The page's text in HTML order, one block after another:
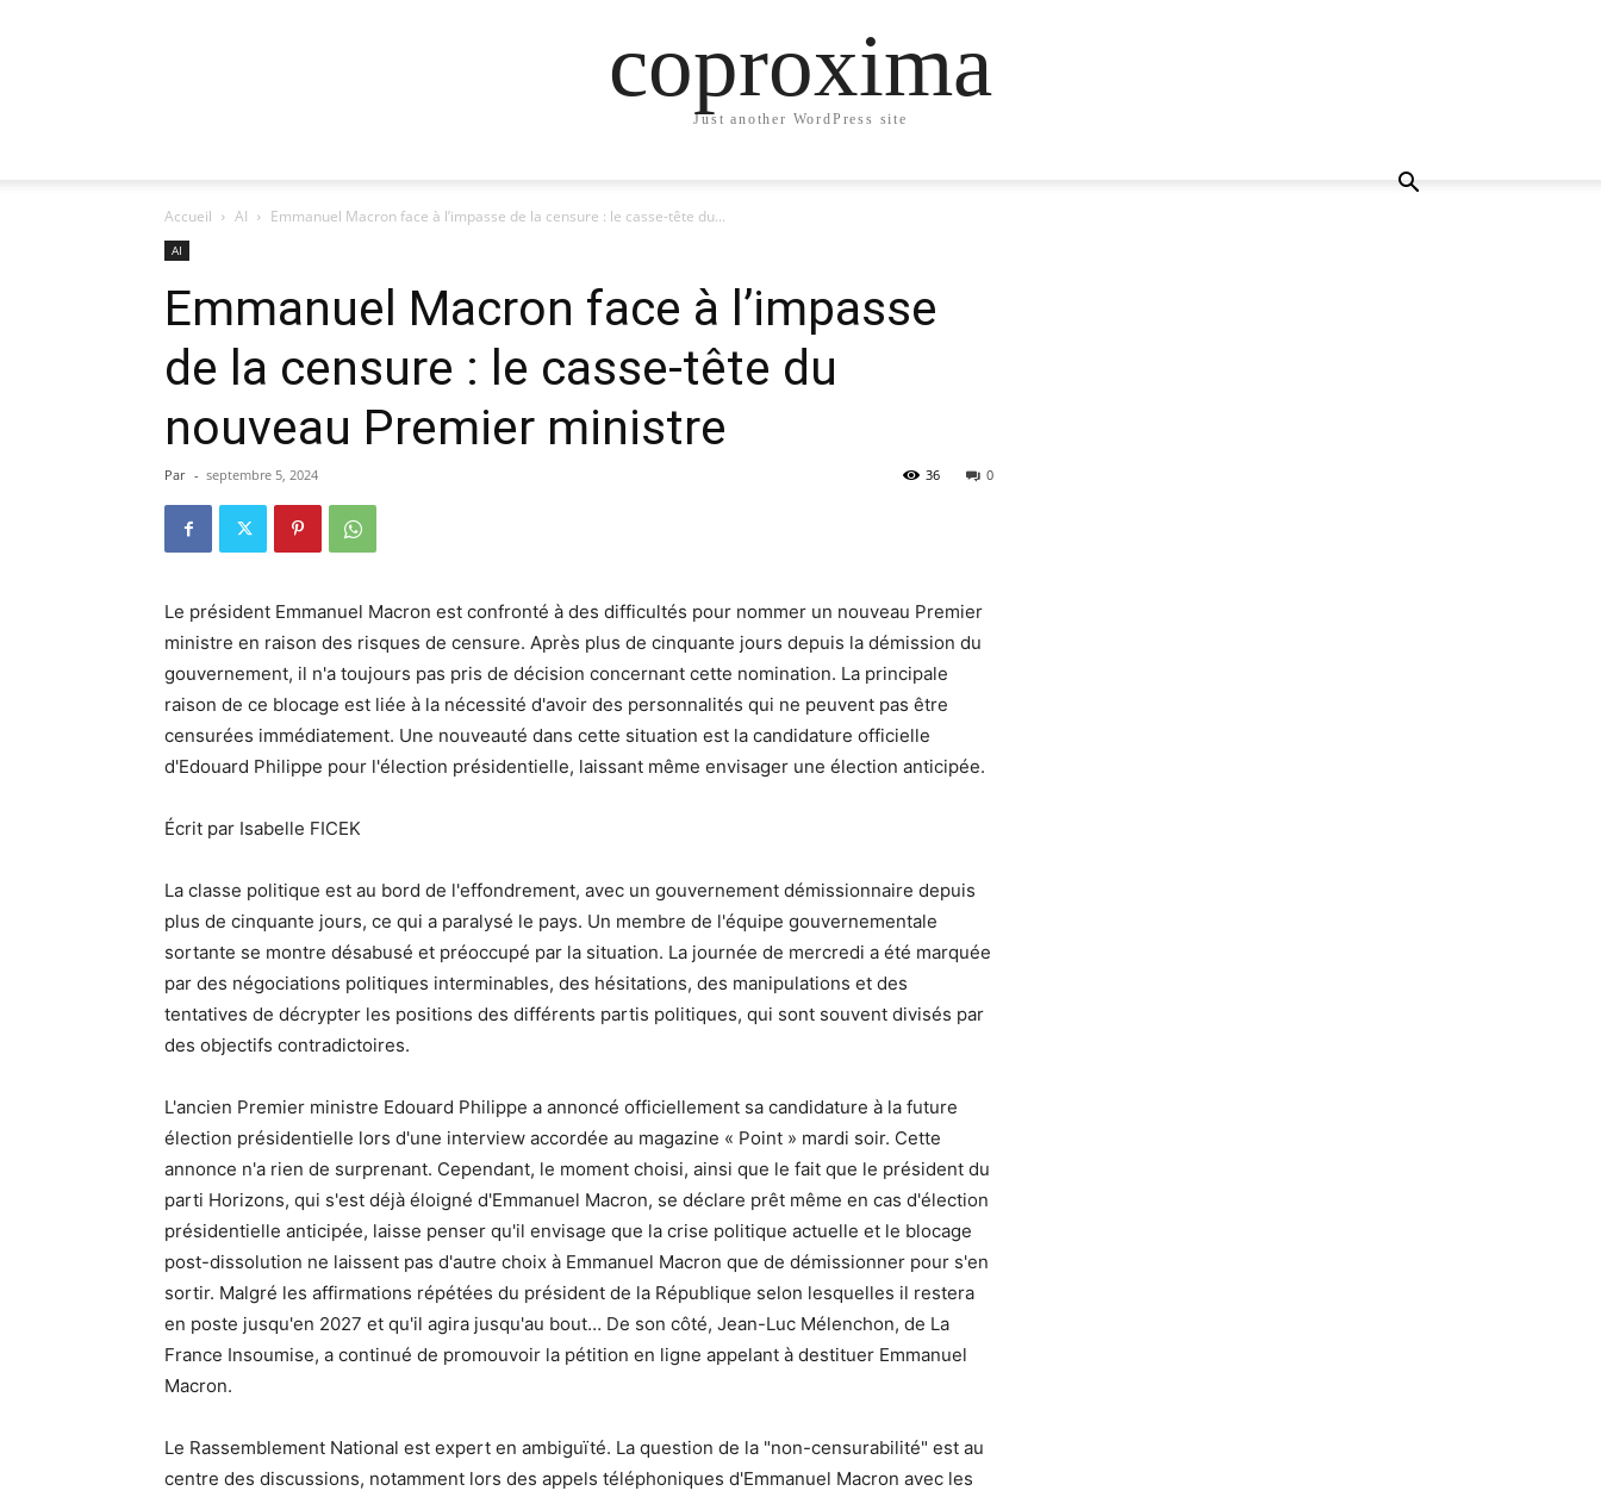
coproxima
Just another WordPress site
Accueil AI Emmanuel Macron face à l’impasse de la censure : le casse-tête du...
AI
Emmanuel Macron face à l’impasse
de la censure : le casse-tête du
nouveau Premier ministre
Par - septembre 5, 2024 0
36
Le président Emmanuel Macron est confronté à des difficultés pour nommer un nouveau Premier
ministre en raison des risques de censure. Après plus de cinquante jours depuis la démission du
gouvernement, il n'a toujours pas pris de décision concernant cette nomination. La principale
raison de ce blocage est liée à la nécessité d'avoir des personnalités qui ne peuvent pas être
censurées immédiatement. Une nouveauté dans cette situation est la candidature officielle
d'Edouard Philippe pour l'élection présidentielle, laissant même envisager une élection anticipée.
Écrit par Isabelle FICEK
La classe politique est au bord de l'effondrement, avec un gouvernement démissionnaire depuis
plus de cinquante jours, ce qui a paralysé le pays. Un membre de l'équipe gouvernementale
sortante se montre désabusé et préoccupé par la situation. La journée de mercredi a été marquée
par des négociations politiques interminables, des hésitations, des manipulations et des
tentatives de décrypter les positions des différents partis politiques, qui sont souvent divisés par
des objectifs contradictoires.
L'ancien Premier ministre Edouard Philippe a annoncé officiellement sa candidature à la future
élection présidentielle lors d'une interview accordée au magazine « Point » mardi soir. Cette
annonce n'a rien de surprenant. Cependant, le moment choisi, ainsi que le fait que le président du
parti Horizons, qui s'est déjà éloigné d'Emmanuel Macron, se déclare prêt même en cas d'élection
présidentielle anticipée, laisse penser qu'il envisage que la crise politique actuelle et le blocage
post-dissolution ne laissent pas d'autre choix à Emmanuel Macron que de démissionner pour s'en
sortir. Malgré les affirmations répétées du président de la République selon lesquelles il restera
en poste jusqu'en 2027 et qu'il agira jusqu'au bout… De son côté, Jean-Luc Mélenchon, de La
France Insoumise, a continué de promouvoir la pétition en ligne appelant à destituer Emmanuel
Macron.
Le Rassemblement National est expert en ambiguïté. La question de la "non-censurabilité" est au
centre des discussions, notamment lors des appels téléphoniques d'Emmanuel Macron avec les